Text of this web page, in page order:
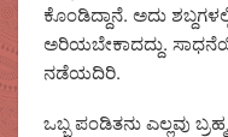
ಕೊಂಡಿದ್ದಾನೆ. ಅದು
ಅರಿಯಬೇಕಾದದ್ದು.
ನಡೆಯದಿರಿ.
ಒಬ್ಬ ಪಂಡಿತನು ಎಲ್ಲವು